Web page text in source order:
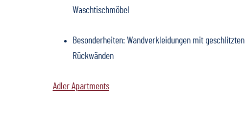
Waschtischmöbel
Besonderheiten: Wandverkleidungen mit geschlitzten
Rückwänden
Adler Apartments